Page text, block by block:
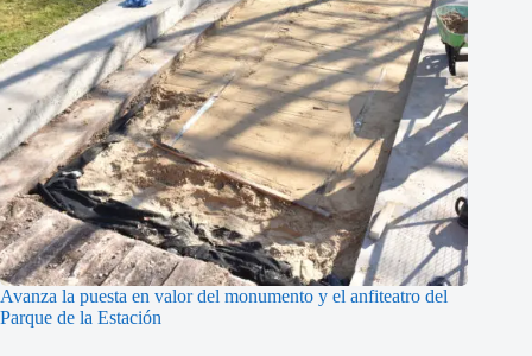
Avanza la puesta en valor del monumento y el anfiteatro del
Parque de la Estación